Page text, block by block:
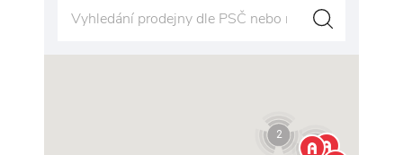
27
2